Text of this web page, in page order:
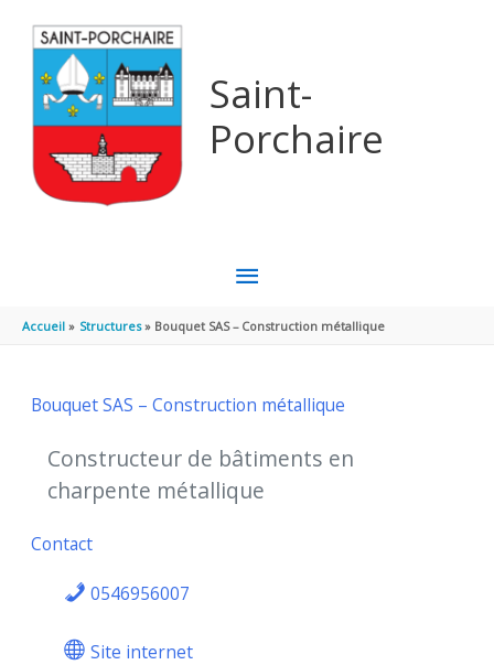
Saint-
Porchaire
MENU
PRINCIPAL
Accueil Structures Bouquet SAS – Construction métallique
Bouquet SAS – Construction métallique
Constructeur de bâtiments en
charpente métallique
Contact
0546956007
Site internet